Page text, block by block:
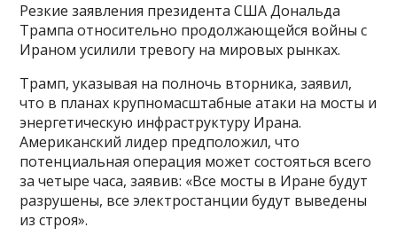
Резкие заявления президента США Дональда
Трампа относительно продолжающейся войны с
Ираном усилили тревогу на мировых рынках.
Трамп, указывая на полночь вторника, заявил,
что в планах крупномасштабные атаки на мосты и
энергетическую инфраструктуру Ирана.
Американский лидер предположил, что
потенциальная операция может состояться всего
за четыре часа, заявив: «Все мосты в Иране будут
разрушены, все электростанции будут выведены
из строя».